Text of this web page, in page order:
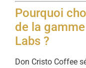
Pourquoi
de la
Labs ?
Don Cristo Coffee